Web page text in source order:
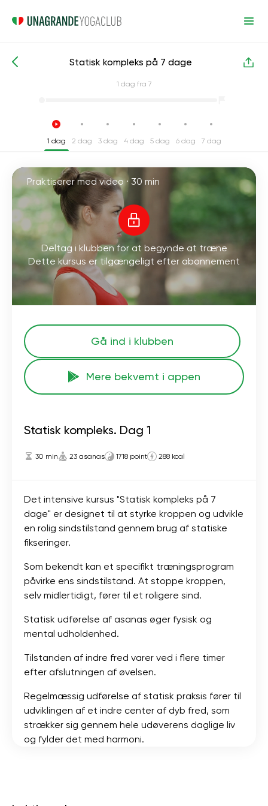
Intensive yogakurser Energi
Statisk kompleks på 7 dage
1 dag fra 7
1 dag 2 dag 3 dag 4 dag 5 dag 6 dag 7 dag
Praktiserer med video · 30 min
Deltag i klubben for at begynde at træne
Dette kursus er tilgængeligt efter abonnement
Gå ind i klubben
Mere bekvemt i appen
Statisk kompleks. Dag 1
30 min 23 asanas 1718 point 288 kcal
Det intensive kursus "Statisk kompleks på 7
dage" er designet til at styrke kroppen og udvikle
en rolig sindstilstand gennem brug af statiske
fikseringer.
Som bekendt kan et specifikt træningsprogram
påvirke ens sindstilstand. At stoppe kroppen,
selv midlertidigt, fører til et roligere sind.
Statisk udførelse af asanas øger fysisk og
mental udholdenhed.
Tilstanden af ​​indre fred varer ved i flere timer
efter afslutningen af ​​øvelsen.
Regelmæssig udførelse af statisk praksis fører til
udviklingen af ​​et indre center af dyb fred, som
strækker sig gennem hele udøverens daglige liv
og fylder det med harmoni.